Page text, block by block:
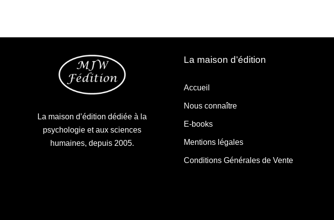
La maison d’édition dédiée à la
psychologie et aux sciences
humaines, depuis 2005.
La maison d’édition
Accueil
Nous connaître
E-books
Mentions légales
Conditions Générales de Vente